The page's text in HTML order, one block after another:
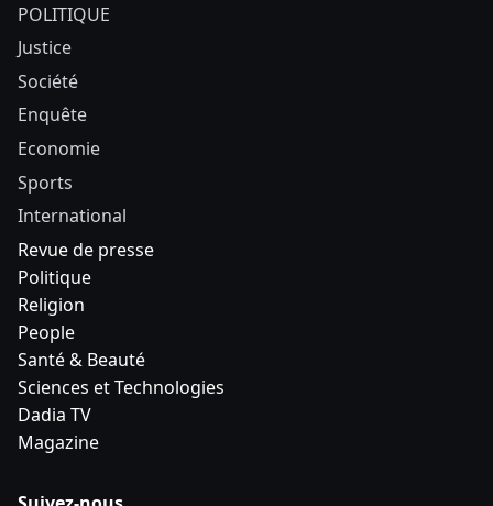
POLITIQUE
Justice
Société
Enquête
Economie
Sports
International
Revue de presse
Politique
Religion
People
Santé & Beauté
Sciences et Technologies
Dadia TV
Magazine